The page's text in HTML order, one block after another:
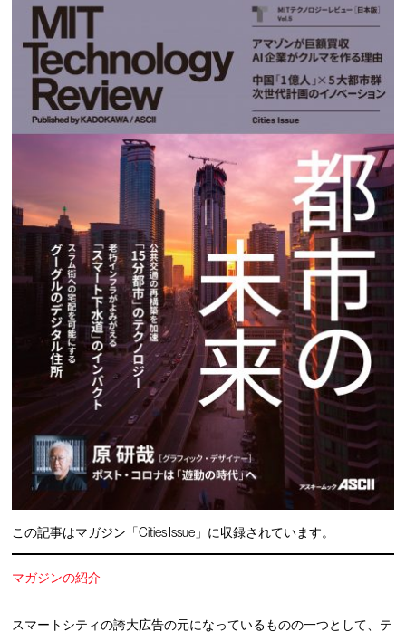
この記事はマガジン「Cities Issue」に収録されています。
マガジンの紹介
スマートシティの誇大広告の元になっているものの一つとして、テ